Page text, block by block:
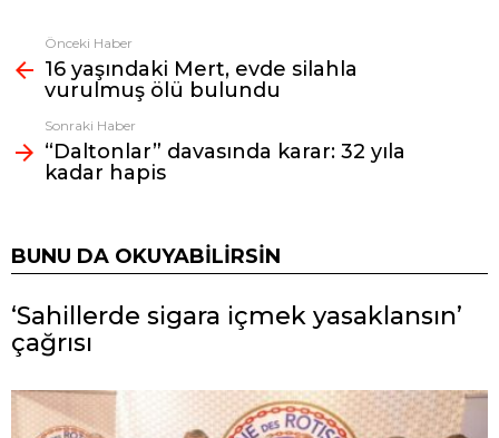
Fazlasına
bak
Önceki Haber
16 yaşındaki Mert, evde silahla
vurulmuş ölü bulundu
Sonraki Haber
“Daltonlar” davasında karar: 32 yıla
kadar hapis
BUNU DA OKUYABILIRSIN
‘Sahillerde sigara içmek yasaklansın’
çağrısı